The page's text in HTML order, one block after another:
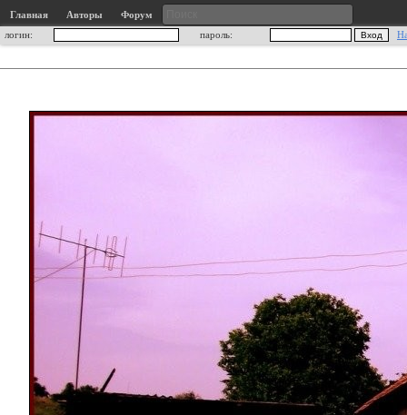
Главная Авторы
Форум
логин:
пароль: